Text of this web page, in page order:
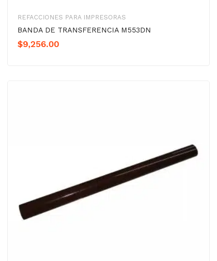
REFACCIONES PARA IMPRESORAS
BANDA DE TRANSFERENCIA M553DN
$9,256.00